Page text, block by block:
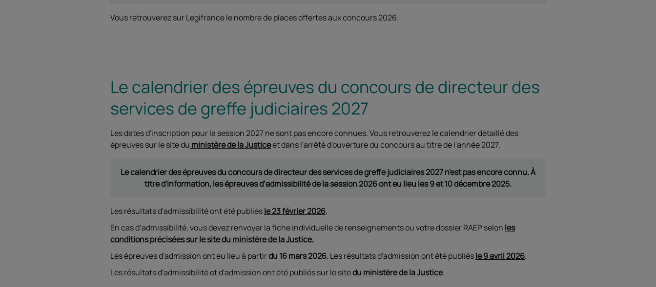
Vous retrouverez sur Legifrance le nombre de places offertes aux concours 2026.
Le calendrier des épreuves du concours de directeur des
services de greffe judiciaires 2027
Les dates d'inscription pour la session 2027 ne sont pas encore connues. Vous retrouverez le calendrier détaillé des
épreuves sur le site du ministère de la Justiceet dans l'arrêté d'ouverture du concours au titre de l'année 2027.
Le calendrier des épreuves du concours de directeur des services de greffe judiciaires 2027 n'est pas encore connu. À
titre d'information, les épreuves d’admissibilité de la session 2026 ont eu lieu les 9 et 10 décembre 2025.
Les résultats d'admissibilité ont été publiésle 23 février 2026.
En cas d’admissibilité, vous devez renvoyer la fiche individuelle de renseignements ou votre dossier RAEP selon les
conditions précisées sur le site du ministère de la Justice.
Les épreuves d'admission ont eu lieu à partirdu 16 mars 2026. Les résultats d'admission ont été publiésle 9 avril 2026.
Les résultats d'admissibilité et d'admission ont été publiés sur le sitedu ministère de la Justice.